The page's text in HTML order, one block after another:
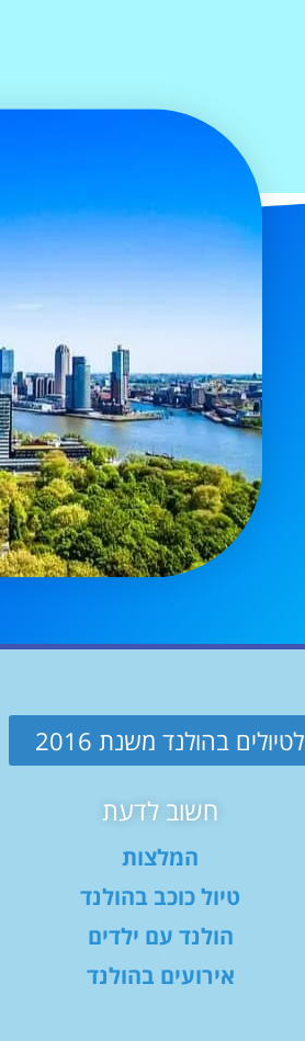
בהולנד משנת 2016
חשוב לדעת
המלצות
טיול כוכב בהולנד
הולנד עם ילדים
אירועים בהולנד